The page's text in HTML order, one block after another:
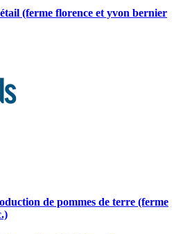
(ferme florence et yvon bernier
de pommes de terre (ferme